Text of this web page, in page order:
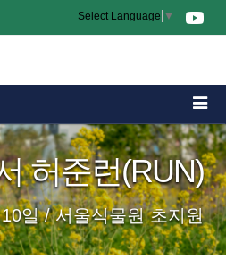
Select Language ▼
허준런(RUN)
일 / 서울식물원 초지원